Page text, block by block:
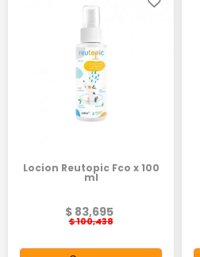
Locion Reutopic Fco x 100
ml
$ 83,695
$ 100,438